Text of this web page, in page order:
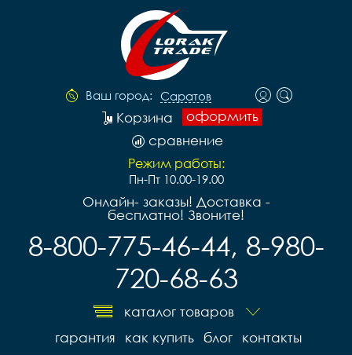
Ваш город: Саратов
оформить
Корзина
сравнение
Режим работы:
Пн-Пт 10.00-19.00
Онлайн- заказы! Доставка -
бесплатно! Звоните!
8-800-775-46-44, 8-980-
720-68-63
каталог товаров
контакты
блог
как купить
гарантия